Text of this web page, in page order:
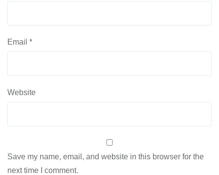
Email *
Website
Save my name, email, and website in this browser for the
next time I comment.